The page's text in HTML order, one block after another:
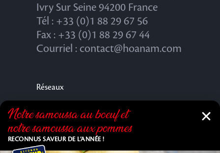
Ivry Sur Seine 94200 France
Tél : +33 (0)1 88 29 67 56
Fax : +33 (0)1 88 29 67 44
Courriel : contact@hoanam.com
Réseaux
Notre samoussa au bœuf et
notre samoussa aux pommes
RECONNUS SAVEUR DE L’ANNÉE !